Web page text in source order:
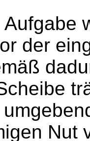
Aufgabe
der
Nut